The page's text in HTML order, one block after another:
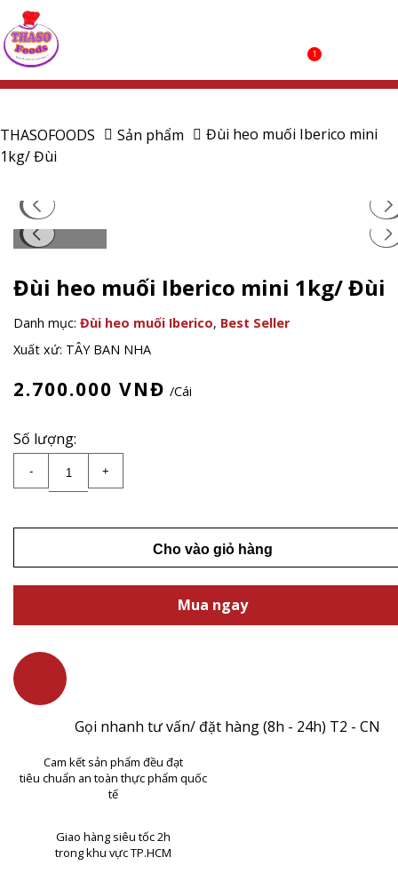
1
THASOFOODS Sản phẩm
Đùi heo muối Iberico mini
1kg/ Đùi
Đùi heo muối Iberico mini 1kg/ Đùi
Danh mục: Đùi heo muối Iberico, Best Seller
Xuất xứ: TÂY BAN NHA
2.700.000 VNĐ /Cái
Số lượng:
- +
Cho vào giỏ hàng
Mua ngay
Gọi nhanh tư vấn/ đặt hàng (8h - 24h) T2 - CN
Cam kết sản phẩm đều đạt
tiêu chuẩn an toàn thực phẩm quốc
tế
Giao hàng siêu tốc 2h
trong khu vực TP.HCM